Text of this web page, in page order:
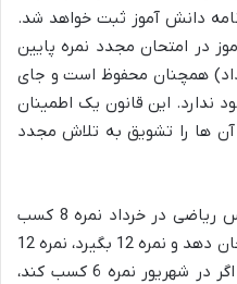
دانش آموز ثبت خواهد شد.
در امتحان مجدد نمره پایین
همچنان محفوظ است و جای
ندارد. این قانون یک اطمینان
ها را تشویق به تلاش مجدد
برای مثال، اگر دانش آموزی در درس ریاضی در خرداد نمره 8 کسب
کرده باشد و در شهریور مجدداً امتحان دهد و نمره 12 بگیرد، نمره 12
در کارنامه او ثبت خواهد شد. اما اگر در شهریور نمره 6 کسب کند،